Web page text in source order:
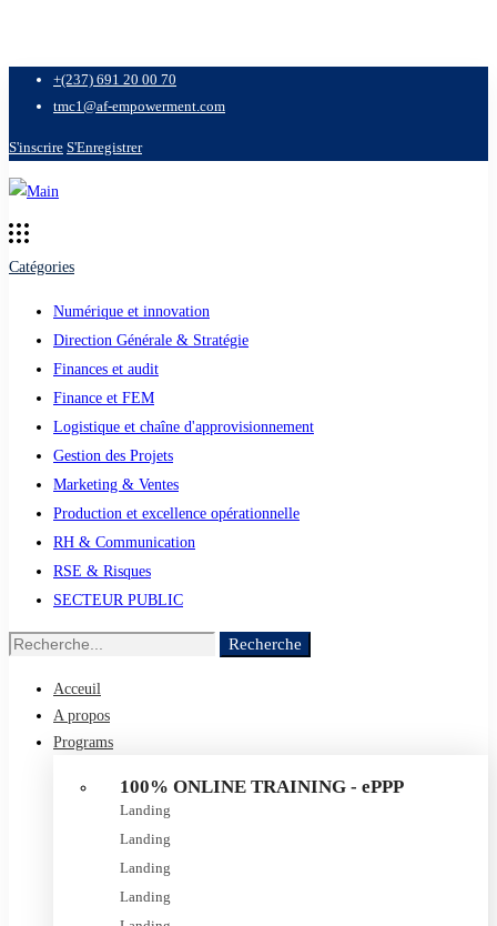
+(237) 691 20 00 70
tmc1@af-empowerment.com
S'inscrire S'Enregistrer
Catégories
Numérique et innovation
Direction Générale & Stratégie
Finances et audit
Finance et FEM
Logistique et chaîne d'approvisionnement
Gestion des Projets
Marketing & Ventes
Production et excellence opérationnelle
RH & Communication
RSE & Risques
SECTEUR PUBLIC
Recherche
Acceuil
A propos
Programs
100% ONLINE TRAINING - ePPP
Landing
Landing
Landing
Landing